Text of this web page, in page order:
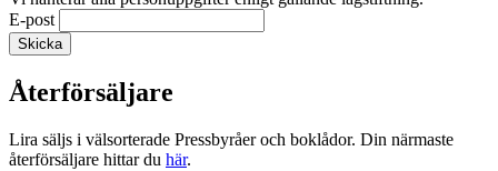
E-post
Återförsäljare
Lira säljs i välsorterade Pressbyråer och boklådor. Din närmaste
återförsäljare hittar du här.